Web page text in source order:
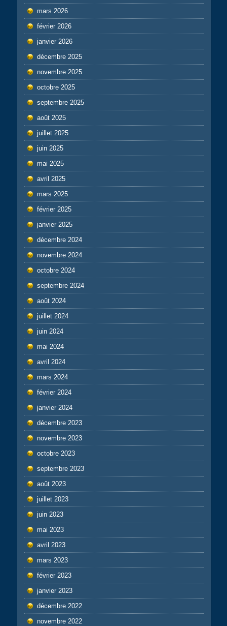
mars 2026
février 2026
janvier 2026
décembre 2025
novembre 2025
octobre 2025
septembre 2025
août 2025
juillet 2025
juin 2025
mai 2025
avril 2025
mars 2025
février 2025
janvier 2025
décembre 2024
novembre 2024
octobre 2024
septembre 2024
août 2024
juillet 2024
juin 2024
mai 2024
avril 2024
mars 2024
février 2024
janvier 2024
décembre 2023
novembre 2023
octobre 2023
septembre 2023
août 2023
juillet 2023
juin 2023
mai 2023
avril 2023
mars 2023
février 2023
janvier 2023
décembre 2022
novembre 2022